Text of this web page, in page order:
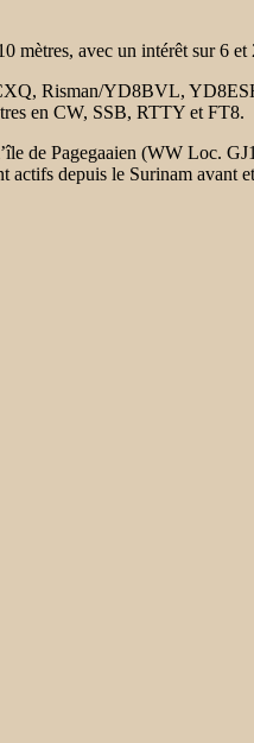
mètres, avec un intérêt sur 6
Risman/YD8BVL,
en CW, SSB, RTTY et FT8.
de Pagegaaien (WW Loc.
depuis le Surinam avant